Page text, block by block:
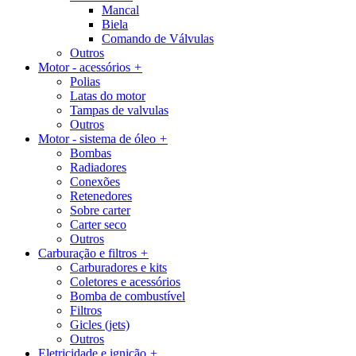
Mancal
Biela
Comando de Válvulas
Outros
Motor - acessórios +
Polias
Latas do motor
Tampas de valvulas
Outros
Motor - sistema de óleo +
Bombas
Radiadores
Conexões
Retenedores
Sobre carter
Carter seco
Outros
Carburação e filtros +
Carburadores e kits
Coletores e acessórios
Bomba de combustível
Filtros
Gicles (jets)
Outros
Eletricidade e ignição +